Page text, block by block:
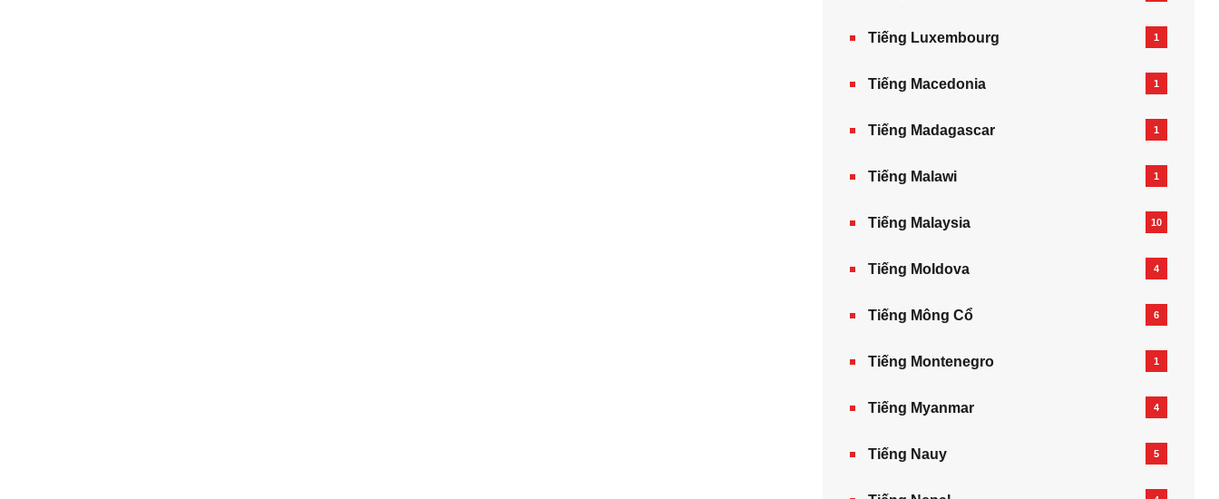
Tiếng Luxembourg 1
Tiếng Macedonia 1
Tiếng Madagascar 1
Tiếng Malawi 1
Tiếng Malaysia 10
Tiếng Moldova 4
Tiếng Mông Cổ 6
Tiếng Montenegro 1
Tiếng Myanmar 4
Tiếng Nauy 5